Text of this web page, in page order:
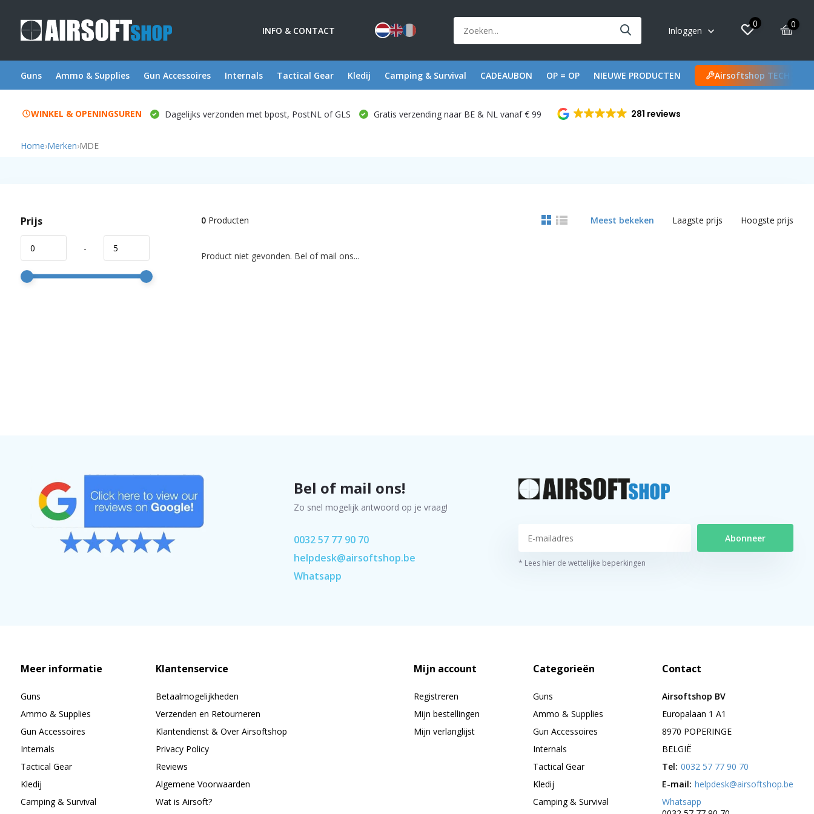
INFO & CONTACT Inloggen
0 0
Guns Ammo & Supplies Gun Accessoires Internals Tactical Gear Kledij Camping & Survival CADEAUBON OP = OP NIEUWE PRODUCTEN Airsoftshop TECH
WINKEL & OPENINGSUREN Dagelijks verzonden met bpost, PostNL of GLS Gratis verzending naar BE & NL vanaf € 99 281 reviews
Home›Merken›MDE
Prijs
-
0Producten Meest bekeken Laagste prijs Hoogste prijs
Product niet gevonden. Bel of mail ons...
Bel of mail ons!
Zo snel mogelijk antwoord op je vraag!
0032 57 77 90 70
helpdesk@airsoftshop.be
Whatsapp
Abonneer
* Lees hier de wettelijke beperkingen
Meer informatie
Guns
Ammo & Supplies
Gun Accessoires
Internals
Tactical Gear
Kledij
Camping & Survival
Klantenservice
Betaalmogelijkheden
Verzenden en Retourneren
Klantendienst & Over Airsoftshop
Privacy Policy
Reviews
Algemene Voorwaarden
Wat is Airsoft?
Mijn account
Registreren
Mijn bestellingen
Mijn verlanglijst
Categorieën
Guns
Ammo & Supplies
Gun Accessoires
Internals
Tactical Gear
Kledij
Camping & Survival
Contact
Airsoftshop BV
Europalaan 1 A1
8970 POPERINGE
BELGIË
Tel: 0032 57 77 90 70
E-mail: helpdesk@airsoftshop.be
Whatsapp